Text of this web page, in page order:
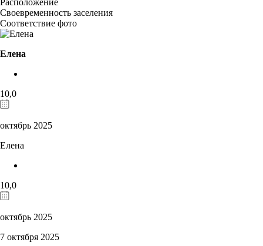
Своевременность заселения
Соответствие фото
Елена
10,0
октябрь 2025
Елена
10,0
октябрь 2025
7 октября 2025